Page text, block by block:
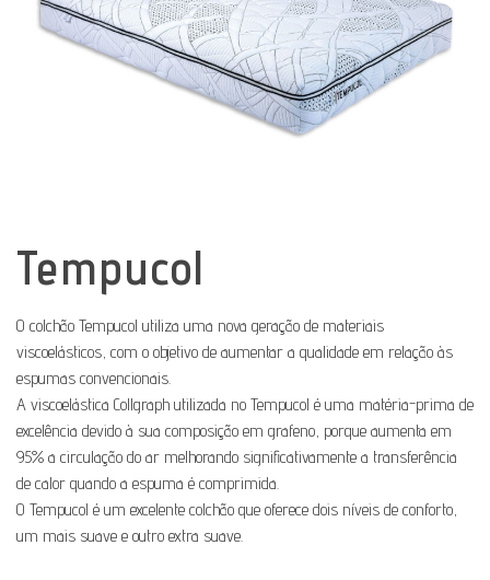
Tempucol
O colchão Tempucol utiliza uma nova geração de materiais
viscoelásticos, com o objetivo de aumentar a qualidade em relação às
espumas convencionais.
A viscoelástica Collgraph utilizada no Tempucol é uma matéria-prima de
excelência devido à sua composição em grafeno, porque aumenta em
95% a circulação do ar melhorando significativamente a transferência
de calor quando a espuma é comprimida.
O Tempucol é um excelente colchão que oferece dois níveis de conforto,
um mais suave e outro extra suave.